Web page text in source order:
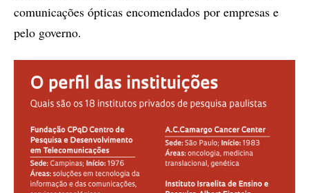
comunicações ópticas encomendados por empresas e
pelo governo.